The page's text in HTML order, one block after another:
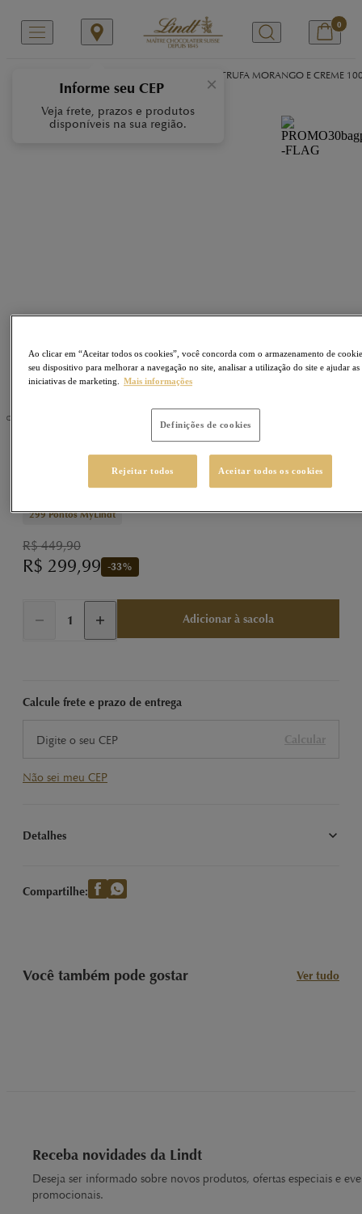
×
Informe seu CEP
Veja frete, prazos e produtos
disponíveis na sua região.
0
LINDOR TRUFA MORANGO E CREME
Sku77770129
LINDOR Trufa Morango e Creme 1000g (1kg)
299Pontos MyLindt
R$ 449,90
R$ 299,99 -33%
Adicionar à sacola
Calcule frete e prazo de entrega
Calcular
Não sei meu CEP
Detalhes
recheio cremoso. Imagem meramente ilustrativa.
Compartilhe:
Você também pode gostar Ver tudo
Receba novidades da Lindt
Deseja ser informado sobre novos produtos, ofertas especiais e
promocionais.
Ao clicar em “Aceitar todos os cookies”, você concorda com o armazenamento de
seu dispositivo para melhorar a navegação no site, analisar a utilização do site e ajudar as
iniciativas de marketing.
Mais informações
Definições de cookies
Rejeitar todos Aceitar todos os cookies